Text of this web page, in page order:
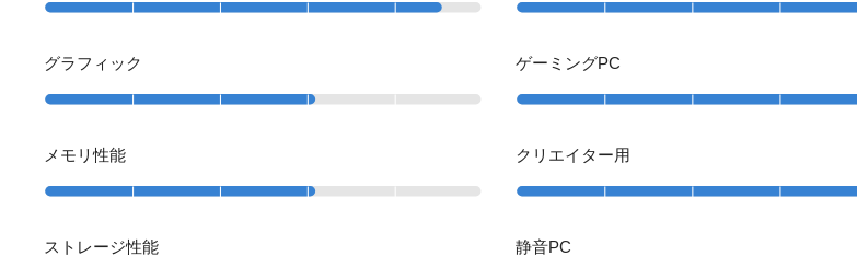
グラフィック
メモリ性能
ストレージ性能
ゲーミングPC
クリエイター用
静音PC